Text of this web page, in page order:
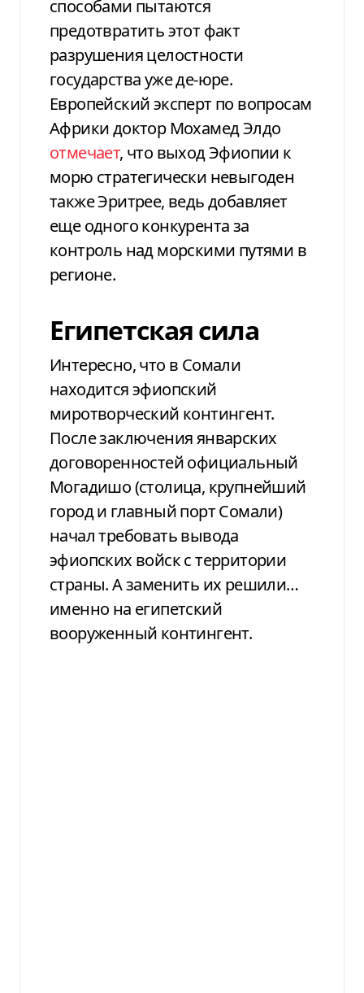
способами пытаются
предотвратить этот факт
разрушения целостности
государства уже де-юре.
Европейский эксперт по вопросам
Африки доктор Мохамед Элдо
отмечает, что выход Эфиопии к
морю стратегически невыгоден
также Эритрее, ведь добавляет
еще одного конкурента за
контроль над морскими путями в
регионе.
Египетская сила
Интересно, что в Сомали
находится эфиопский
миротворческий контингент.
После заключения январских
договоренностей официальный
Могадишо (столица, крупнейший
город и главный порт Сомали)
начал требовать вывода
эфиопских войск с территории
страны. А заменить их решили…
именно на египетский
вооруженный контингент.